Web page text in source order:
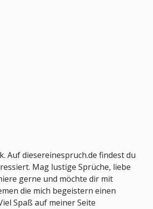
Auf diesereinespruch.de findest du
Mag lustige Sprüche, liebe
gerne und möchte dir mit
die mich begeistern einen
Spaß auf meiner Seite